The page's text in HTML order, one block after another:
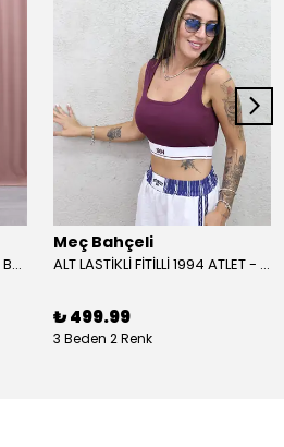
AĞARTMALI SALAŞ T-SHİRT - BEYAZ
Meç Bahçeli
ALT LASTİKLİ FİTİLLİ 1994 ATLET - BORDO
₺ 499.99
3 Beden 2 Renk